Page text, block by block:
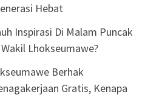
Hebat
Inspirasi Di Malam Puncak
Lhokseumawe?
Berhak
Gratis, Kenapa